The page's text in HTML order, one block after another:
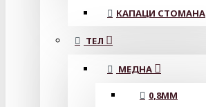
КАПАЦИ СТОМАНА
ТЕЛ
МЕДНА
0,8MM